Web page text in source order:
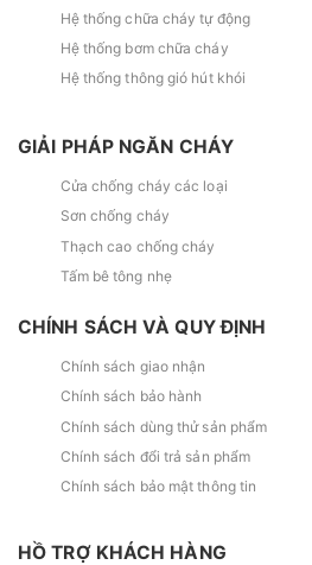
Hệ thống chữa cháy tự động
Hệ thống bơm chữa cháy
Hệ thống thông gió hút khói
GIẢI PHÁP NGĂN CHÁY
Cửa chống cháy các loại
Sơn chống cháy
Thạch cao chống cháy
Tấm bê tông nhẹ
CHÍNH SÁCH VÀ QUY ĐỊNH
Chính sách giao nhận
Chính sách bảo hành
Chính sách dùng thử sản phẩm
Chính sách đổi trả sản phẩm
Chính sách bảo mật thông tin
HỒ TRỢ KHÁCH HÀNG